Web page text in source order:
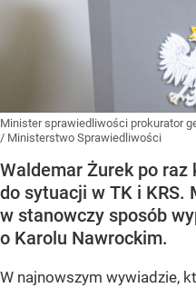
Minister sprawiedliwości prokurator
/ Ministerstwo Sprawiedliwości
Waldemar Żurek po raz
do sytuacji w TK i
w stanowczy sposób
o Karolu Nawrockim.
W najnowszym wywiadzie,